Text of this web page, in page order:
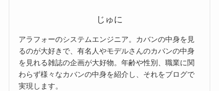
じゅに
アラフォーのシステムエンジニア。カバンの中身を見
るのが大好きで、有名人やモデルさんのカバンの中身
を見れる雑誌の企画が大好物。年齢や性別、職業に関
わらず様々なカバンの中身を紹介し、それをブログで
実現します。